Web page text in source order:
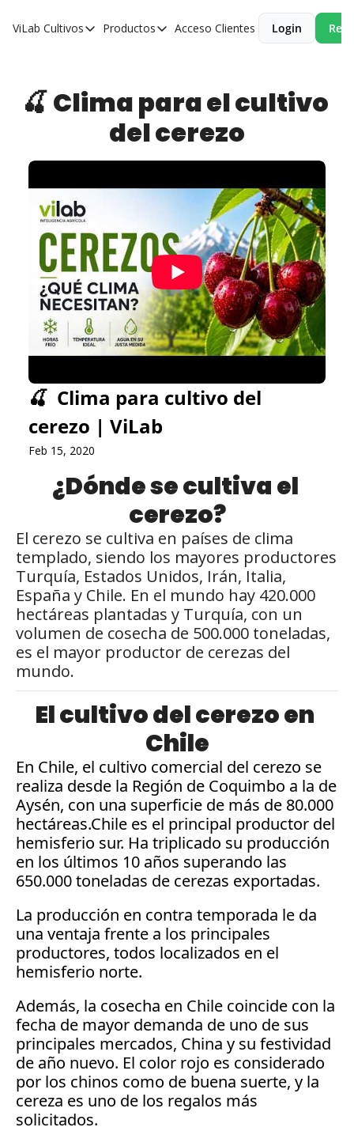
ViLab Cultivos
Cultivos
Olivos
Cítricos
Almendros
Nogales
Tabaco
Avellanos
Productos
Productos
Estudio de Zonificación
Monitoreo Satelital de Cultivos
Acceso Clientes Login
🍒 Clima para el cultivo
del cerezo
🍒  Clima para cultivo del
cerezo | ViLab
Feb 15, 2020
¿Dónde se cultiva el
cerezo?
El cerezo se cultiva en países de clima
templado, siendo los mayores productores
Turquía, Estados Unidos, Irán, Italia,
España y Chile. En el mundo hay 420.000
hectáreas plantadas y Turquía, con un
volumen de cosecha de 500.000 toneladas,
es el mayor productor de cerezas del
mundo.
El cultivo del cerezo en
Chile
En Chile, el cultivo comercial del cerezo se
realiza desde la Región de Coquimbo a la de
Aysén, con una superficie de más de 80.000
hectáreas.Chile es el principal productor del
hemisferio sur. Ha triplicado su producción
en los últimos 10 años superando las
650.000 toneladas de cerezas exportadas.
La producción en contra temporada le da
una ventaja frente a los principales
productores, todos localizados en el
hemisferio norte.
Además, la cosecha en Chile coincide con la
fecha de mayor demanda de uno de sus
principales mercados, China y su festividad
de año nuevo. El color rojo es considerado
por los chinos como de buena suerte, y la
cereza es uno de los regalos más
solicitados.